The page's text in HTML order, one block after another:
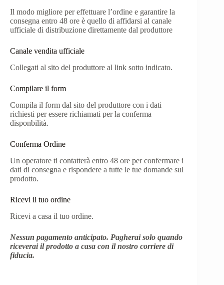
Il modo migliore per effettuare l’ordine e garantire la
consegna entro 48 ore è quello di affidarsi al canale
ufficiale di distribuzione direttamente dal produttore
Canale vendita ufficiale
Collegati al sito del produttore al link sotto indicato.
Compilare il form
Compila il form dal sito del produttore con i dati
richiesti per essere richiamati per la conferma
disponbilità.
Conferma Ordine
Un operatore ti contatterà entro 48 ore per confermare i
dati di consegna e rispondere a tutte le tue domande sul
prodotto.
Ricevi il tuo ordine
Ricevi a casa il tuo ordine.
Nessun pagamento anticipato. Pagherai solo quando
riceverai il prodotto a casa con il nostro corriere di
fiducia.